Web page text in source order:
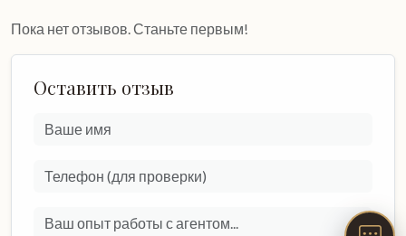
Пока нет отзывов. Станьте первым!
Оставить отзыв